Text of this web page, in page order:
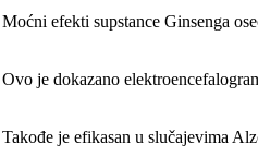
Moćni efekti supstance Ginsenga
Ovo je dokazano
Takođe je efikasan u slučajevima